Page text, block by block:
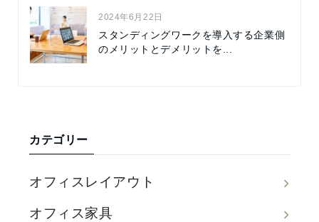
2024年6月22日
スタンディングワークを導入する企業側
のメリットとデメリットを...
カテゴリー
オフィスレイアウト
オフィス家具